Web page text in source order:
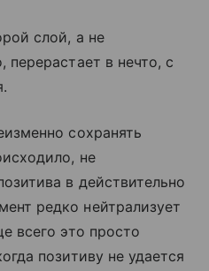
слой, а не
перерастает в нечто, с
сохранять
не
в действительно
редко нейтрализует
всего это просто
позитиву не удается